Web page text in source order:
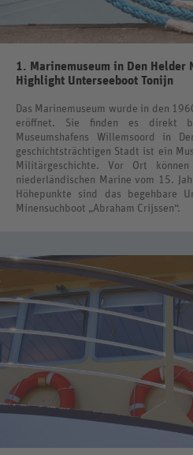
1. Marinemuseum in Den Helder
Highlight Unterseeboot Tonijn
Das Marinemuseum wurde in den
eröffnet. Sie finden es direkt
Museumshafens Willemsoord in
geschichtsträchtigen Stadt ist ein
Militärgeschichte. Vor Ort
niederländischen Marine vom 15.
Höhepunkte sind das begehbare
Minensuchboot „Abraham Crijssen“.